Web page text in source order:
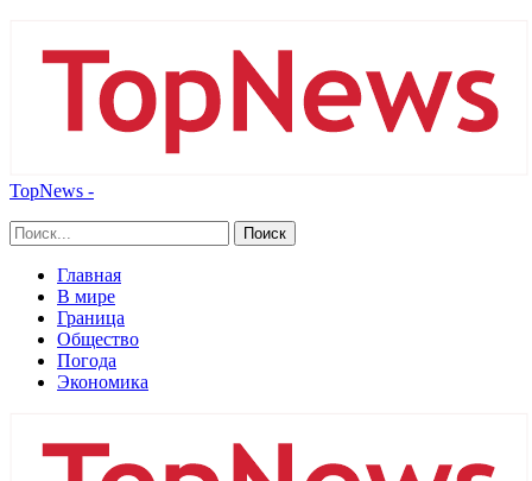
TopNews -
Главная
В мире
Граница
Общество
Погода
Экономика